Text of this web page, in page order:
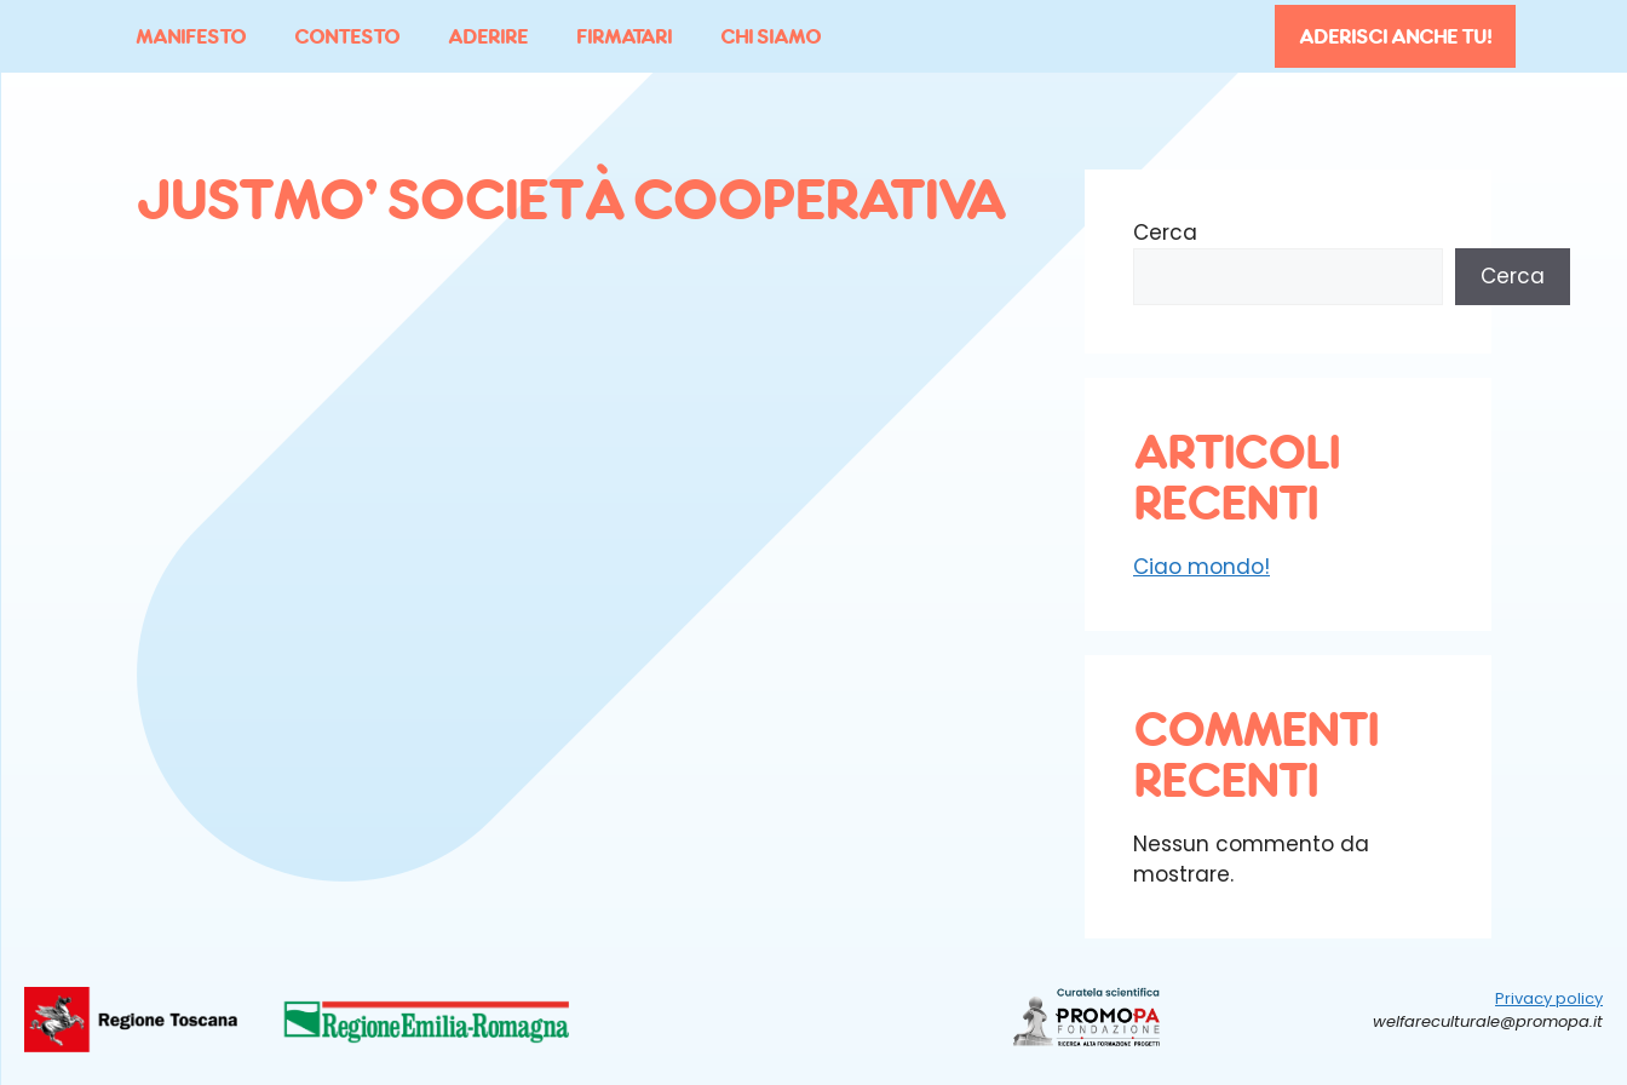
contenuto
MANIFESTO CONTESTO ADERIRE FIRMATARI CHI SIAMO ADERISCI ANCHE TU!
JUSTMO’ SOCIETÀ COOPERATIVA
Cerca
Cerca
ARTICOLI
RECENTI
Ciao mondo!
COMMENTI
RECENTI
Nessun commento da
mostrare.
Privacy policy
welfareculturale@promopa.it